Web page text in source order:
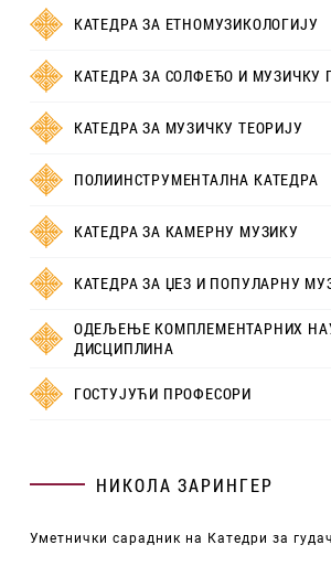
КАТЕДРА ЗА ЕТНОМУЗИКОЛОГИЈУ
КАТЕДРА ЗА СОЛФЕЂО И МУЗИЧКУ
КАТЕДРА ЗА МУЗИЧКУ ТЕОРИЈУ
ПОЛИИНСТРУМЕНТАЛНА КАТЕДРА
КАТЕДРА ЗА КАМЕРНУ МУЗИКУ
КАТЕДРА ЗА ЏЕЗ И ПОПУЛАРНУ
ОДЕЉЕЊЕ КОМПЛЕМЕНТАРНИХ
ДИСЦИПЛИНА
ГОСТУЈУЋИ ПРОФЕСОРИ
НИКОЛА ЗАРИНГЕР
Уметнички сарадник на Катедри за